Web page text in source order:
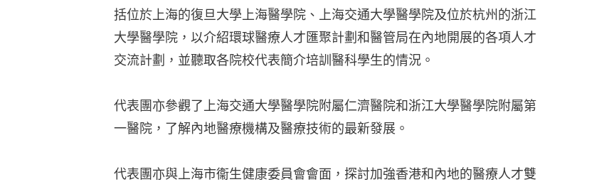
括位於上海的復旦大學上海醫學院、上海交通大學醫學院及位於杭州的浙江
大學醫學院，以介紹環球醫療人才匯聚計劃和醫管局在內地開展的各項人才
交流計劃，並聽取各院校代表簡介培訓醫科學生的情況。
代表團亦參觀了上海交通大學醫學院附屬仁濟醫院和浙江大學醫學院附屬第
一醫院，了解內地醫療機構及醫療技術的最新發展。
代表團亦與上海市衞生健康委員會會面，探討加強香港和內地的醫療人才雙